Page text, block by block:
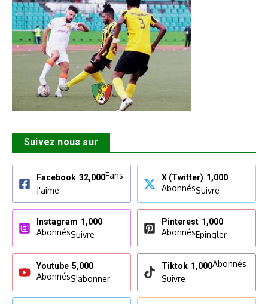
Suivez nous sur
Facebook 32,000Fans
J'aime
X (Twitter) 1,000
AbonnésSuivre
Instagram 1,000
AbonnésSuivre
Pinterest 1,000
AbonnésEpingler
Youtube 5,000
AbonnésS'abonner
Tiktok 1,000Abonnés
Suivre